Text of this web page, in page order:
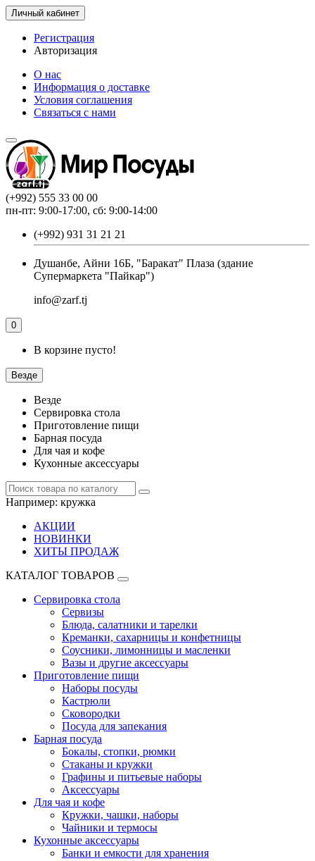
Личный кабинет
Регистрация
Авторизация
О нас
Информация о доставке
Условия соглашения
Связаться с нами
(+992) 555 33 00 00
пн-пт: 9:00-17:00, сб: 9:00-14:00
(+992) 931 31 21 21
Душанбе, Айни 16Б, "Баракат" Плаза (здание
Супермаркета "Пайкар")
info@zarf.tj
0
В корзине пусто!
Везде
Везде
Сервировка стола
Приготовление пищи
Барная посуда
Для чая и кофе
Кухонные аксессуары
Например: кружка
АКЦИИ
НОВИНКИ
ХИТЫ ПРОДАЖ
КАТАЛОГ ТОВАРОВ
Сервировка стола
Сервизы
Блюда, салатники и тарелки
Креманки, сахарницы и конфетницы
Соусники, лимонницы и масленки
Вазы и другие аксессуары
Приготовление пищи
Наборы посуды
Кастрюли
Сковородки
Посуда для запекания
Барная посуда
Бокалы, стопки, рюмки
Стаканы и кружки
Графины и питьевые наборы
Аксессуары
Для чая и кофе
Кружки, чашки, наборы
Чайники и термосы
Кухонные аксессуары
Банки и емкости для хранения